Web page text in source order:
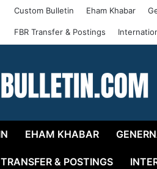
Custom Bulletin Eham Khabar
FBR Transfer & Postings
EHAM KHABAR
& POSTINGS